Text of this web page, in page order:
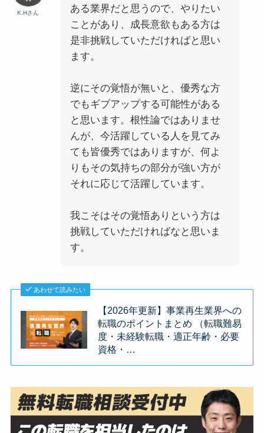
K.Hさん
ある業界だと思うので、やりたい
ことがあり、成長意欲もある方は
是非挑戦していただければと思い
ます。
逆にその覚悟が無いと、優秀な方
でもギブアップする可能性がある
と思います。根性論ではありませ
んが、今活躍している人を見てみ
ても皆優秀ではありますが、何よ
りもその気持ちの部分が強い方が
それに応じて活躍しています。
我こそはその覚悟ありという方は
挑戦していただければなと思いま
す。
あわせて読みたい
【2026年更新】事業再生業界への
転職のポイントまとめ （転職難易
度・未経験転職・適正年齢・必要
資格・…